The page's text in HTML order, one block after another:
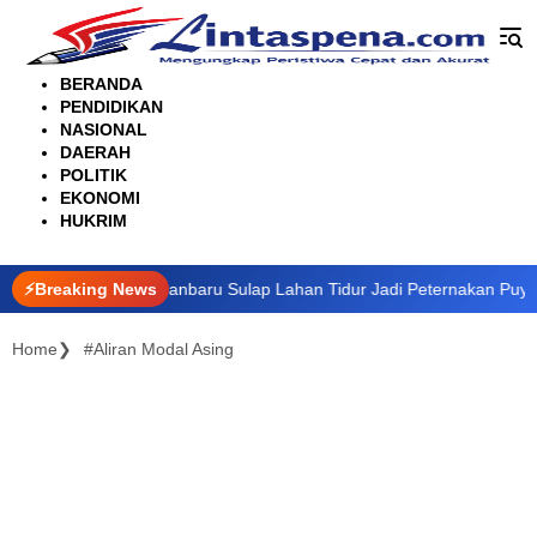
konten
BERANDA
PENDIDIKAN
NASIONAL
DAERAH
POLITIK
EKONOMI
HUKRIM
⚡Breaking News
RT di Pekanbaru Sulap Lahan Tidur Jadi Peternakan Puyuh
Home #Aliran Modal Asing